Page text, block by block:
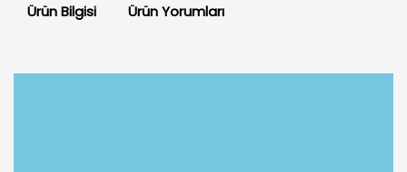
Ürün Bilgisi Ürün Yorumları